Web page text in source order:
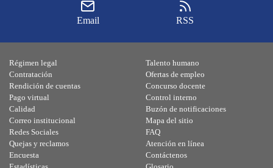
Email RSS
Régimen legal
Contratación
Rendición de cuentas
Pago virtual
Calidad
Talento humano
Ofertas de empleo
Concurso docente
Control interno
Buzón de notificaciones
Correo institucional
Redes Sociales
Quejas y reclamos
Encuesta
Mapa del sitio
FAQ
Atención en línea
Contáctenos